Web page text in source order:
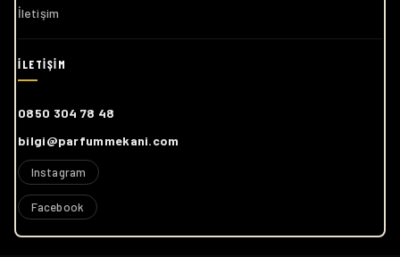
İletişim
0850 304 78 48
bilgi@parfummekani.com
Instagram
Facebook